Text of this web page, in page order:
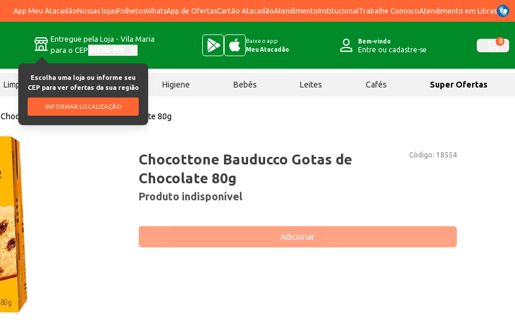
App Meu AtacadãoNossas lojasFolhetosWhatsApp de OfertasCartão AtacadãoAtendimentoInstitucional Trabalhe ConoscoAtendimento em Libras
Entregue pela Loja - Vila Maria
para o CEP
Escolha uma loja ou informe seu
CEP para ver ofertas da sua região
INFORMAR LOCALIZAÇÃO
Baixe o app
Meu Atacadão
Bem-vindo
Entre ou cadastre-se
0
Limpeza Chocolates Higiene Bebês Leites Cafés Super Ofertas
Chocottone Bauducco Gotas de Chocolate 80g
Código: 18554
Chocottone Bauducco Gotas de
Chocolate 80g
Produto indisponível
Adicionar